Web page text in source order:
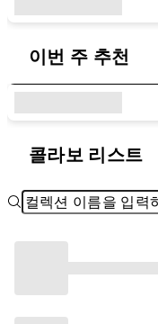
이번 주 추천
콜라보 리스트